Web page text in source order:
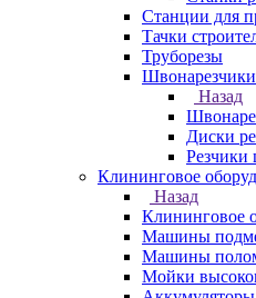
Станции для
Тачки
Труборезы
Швонарезчики
Назад
Диски
Резчики
Клининговое
Назад
Клининговое
Машины
Машины
Мойки